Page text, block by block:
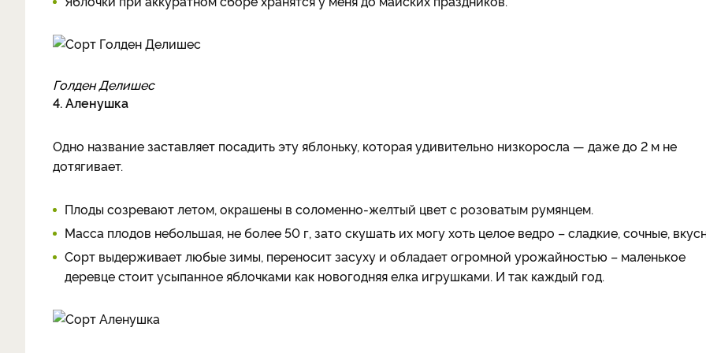
Голден Делишес
4. Аленушка
Одно название заставляет посадить эту яблоньку, которая удивительно низкоросла — даже до 2 м не
дотягивает.
Плоды созревают летом, окрашены в соломенно-желтый цвет с розоватым румянцем.
Масса плодов небольшая, не более 50 г, зато скушать их могу хоть целое ведро – сладкие, сочные,
Сорт выдерживает любые зимы, переносит засуху и обладает огромной урожайностью – маленькое
деревце стоит усыпанное яблочками как новогодняя елка игрушками. И так каждый год.